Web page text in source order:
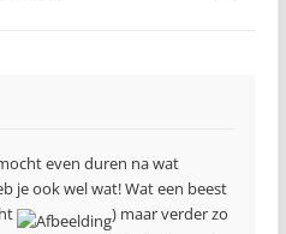
even duren na wat
je ook wel wat! Wat een beest
) maar verder zo